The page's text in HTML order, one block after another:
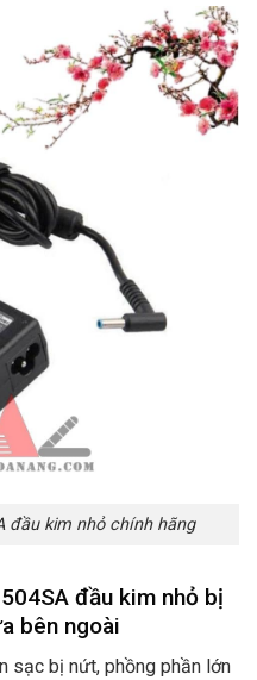
đầu kim nhỏ chính hãng
đầu kim nhỏ bị
bên ngoài
sạc bị nứt, phồng phần lớn